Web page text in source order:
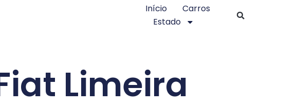
Início
Carros
Estado
Limeira